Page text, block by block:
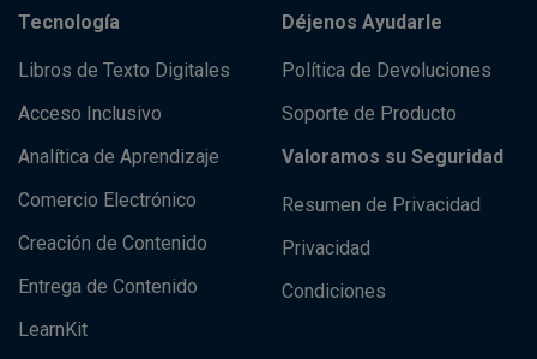
Tecnología
Libros de Texto Digitales
Acceso Inclusivo
Analítica de Aprendizaje
Comercio Electrónico
Creación de Contenido
Entrega de Contenido
LearnKit
Déjenos Ayudarle
Política de Devoluciones
Soporte de Producto
Valoramos su Seguridad
Resumen de Privacidad
Privacidad
Condiciones